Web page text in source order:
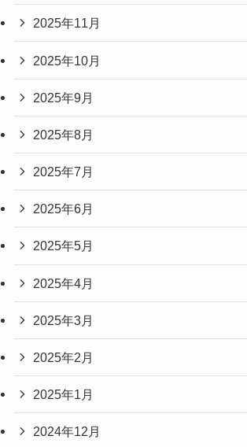
2025年11月
2025年10月
2025年9月
2025年8月
2025年7月
2025年6月
2025年5月
2025年4月
2025年3月
2025年2月
2025年1月
2024年12月